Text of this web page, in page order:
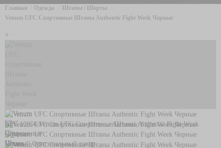
Главная Одежда
Штаны / Шорты
Venum UFC Спортивные Штаны Authentic Fight Week Черные
+
Арт. 10956 Venum UFC Спортивные Штаны Authentic Fight Week
Черные
Venum
Оригинальный товар